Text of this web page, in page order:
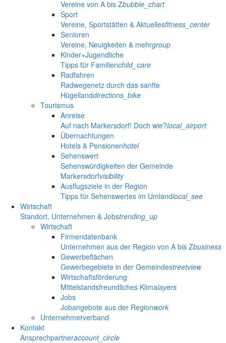
Vereine von A bis Zbubble_chart
Sport
Vereine, Sportstätten & Aktuellesfitness_center
Senioren
Vereine, Neuigkeiten & mehrgroup
Kinder+Jugendliche
Tipps für Familienchild_care
Radfahren
Radwegenetz durch das sanfte
Hügellanddirections_bike
Tourismus
Anreise
Auf nach Markersdorf! Doch wie?local_airport
Übernachtungen
Hotels & Pensionenhotel
Sehenswert
Sehenswürdigkeiten der Gemeinde
Markersdorfvisibility
Ausflugsziele in der Region
Tipps für Sehenswertes im Umlandlocal_see
Wirtschaft
Standort, Unternehmen & Jobstrending_up
Wirtschaft
Firmendatenbank
Unternehmen aus der Region von A bis Zbusiness
Gewerbeflächen
Gewerbegebiete in der Gemeindestreetview
Wirtschaftsförderung
Mittelstandsfreundliches Klimalayers
Jobs
Jobangebote aus der Regionwork
Unternehmerverband
Kontakt
Ansprechpartneraccount_circle